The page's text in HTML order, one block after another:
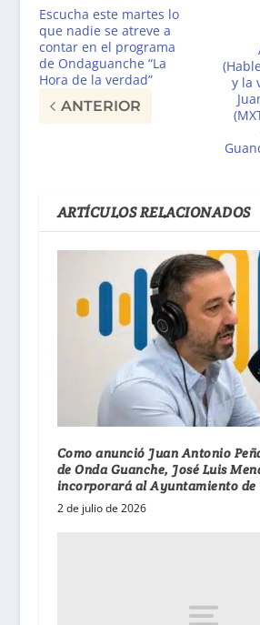
Escucha este martes lo
que nadie se atreve a
contar en el programa
de Ondaguanche “La
Hora de la verdad”
ANTERIOR
y la
ARTÍCULOS RELACIONADOS
Como anunció Juan Antonio
de Onda Guanche, José Luis
incorporará al Ayuntamiento de
2 de julio de 2026